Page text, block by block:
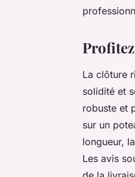
La clôture
solidité et
robuste et
sur un
longueur,
Les avis